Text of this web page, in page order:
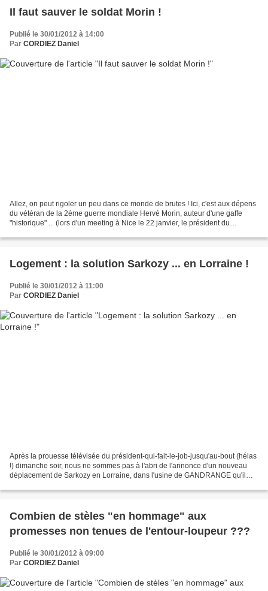
Il faut sauver le soldat Morin !
Publié le 30/01/2012 à 14:00
Par CORDIEZ Daniel
Allez, on peut rigoler un peu dans ce monde de brutes ! Ici, c'est aux dépens
du vétéran de la 2ème guerre mondiale Hervé Morin, auteur d'une gaffe
"historique" ... (lors d'un meeting à Nice le 22 janvier, le président du
Logement : la solution Sarkozy ... en Lorraine !
Publié le 30/01/2012 à 11:00
Par CORDIEZ Daniel
Après la prouesse télévisée du président-qui-fait-le-job-jusqu'au-bout (hélas
!) dimanche soir, nous ne sommes pas à l'abri de l'annonce d'un nouveau
déplacement de Sarkozy en Lorraine, dans l'usine de GANDRANGE qu'il
Combien de stèles "en hommage" aux
promesses non tenues de l'entour-loupeur ???
Publié le 30/01/2012 à 09:00
Par CORDIEZ Daniel